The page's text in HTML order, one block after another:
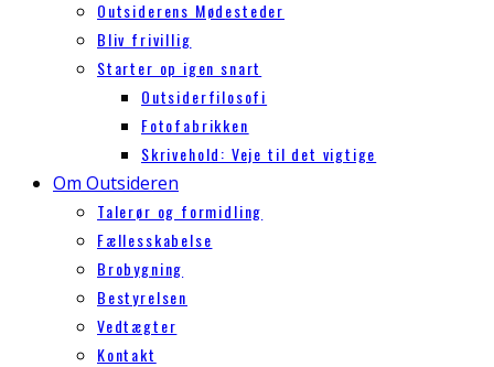
Outsiderens Mødesteder
Bliv frivillig
Starter op igen snart
Outsiderfilosofi
Fotofabrikken
Skrivehold: Veje til det vigtige
Om Outsideren
Talerør og formidling
Fællesskabelse
Brobygning
Bestyrelsen
Vedtægter
Kontakt